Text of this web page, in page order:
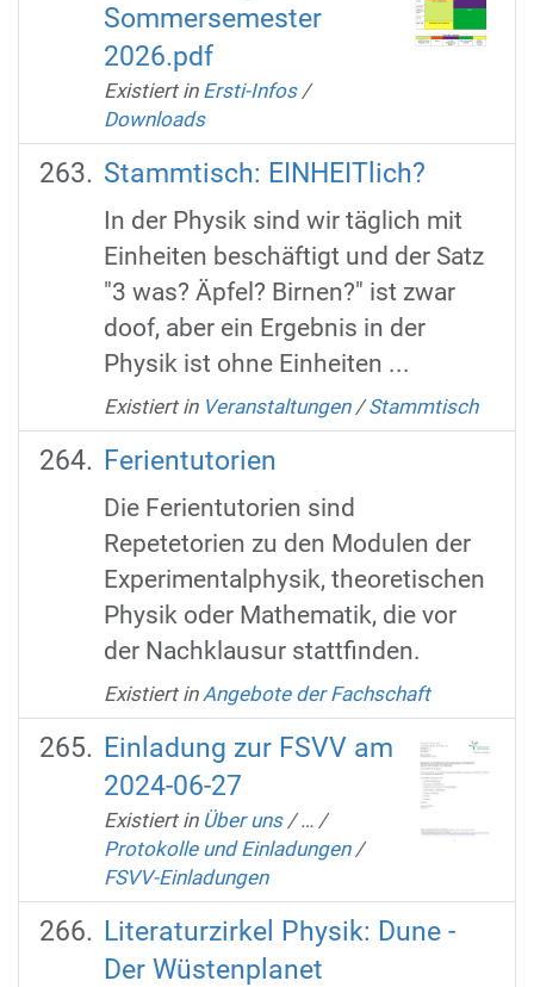
Sommersemester
2026.pdf
Existiert in Ersti-Infos /
Downloads
Stammtisch: EINHEITlich?
In der Physik sind wir täglich mit
Einheiten beschäftigt und der Satz
"3 was? Äpfel? Birnen?" ist zwar
doof, aber ein Ergebnis in der
Physik ist ohne Einheiten ...
Existiert in Veranstaltungen /Stammtisch
Ferientutorien
Die Ferientutorien sind
Repetetorien zu den Modulen der
Experimentalphysik, theoretischen
Physik oder Mathematik, die vor
der Nachklausur stattfinden.
Existiert in Angebote der Fachschaft
Einladung zur FSVV am
2024-06-27
Existiert in Über uns /… /
Protokolle und Einladungen /
FSVV-Einladungen
Literaturzirkel Physik: Dune -
Der Wüstenplanet